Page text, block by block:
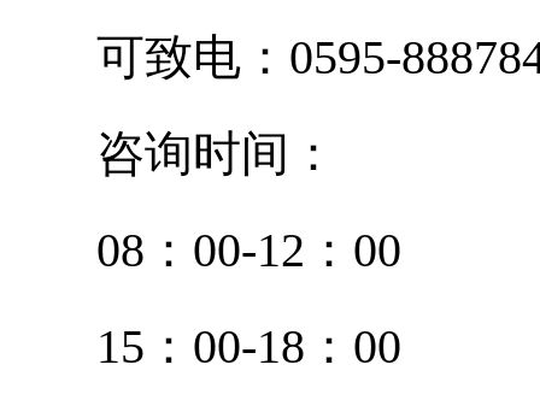
可致电：0595-
咨询时间：
08：00-12：00
15：00-18：00